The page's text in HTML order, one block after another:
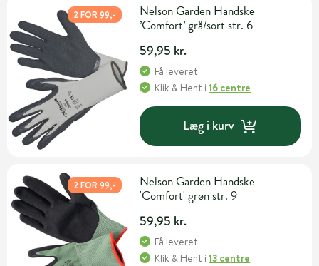
2 FOR 99,-
Nelson Garden Handske
’Comfort’ grå/sort str. 6
59,95 kr.
Få leveret
Klik & Hent i16 centre
Læg i kurv
2 FOR 99,-
Nelson Garden Handske
'Comfort' grøn str. 9
59,95 kr.
Få leveret
Klik & Hent i13 centre